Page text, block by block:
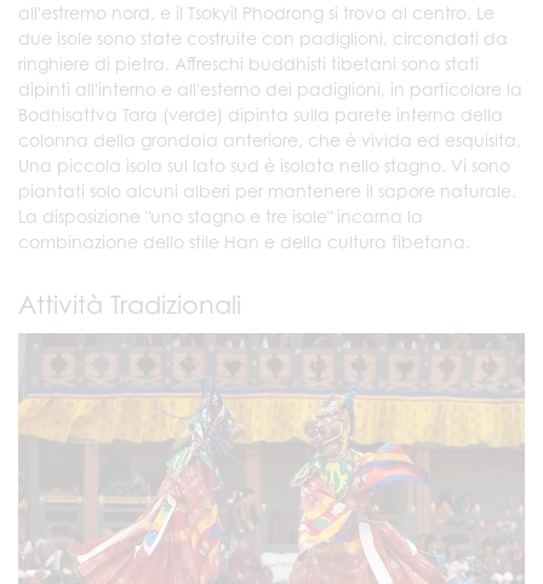
all'estremo nord, e il Tsokyil Phodrong si trova al centro. Le
due isole sono state costruite con padiglioni, circondati da
ringhiere di pietra. Affreschi buddhisti tibetani sono stati
dipinti all'interno e all'esterno dei padiglioni, in particolare la
Bodhisattva Tara (verde) dipinta sulla parete interna della
colonna della grondaia anteriore, che è vivida ed esquisita.
Una piccola isola sul lato sud è isolata nello stagno. Vi sono
piantati solo alcuni alberi per mantenere il sapore naturale.
La disposizione "uno stagno e tre isole" incarna la
combinazione dello stile Han e della cultura tibetana.
Attività Tradizionali